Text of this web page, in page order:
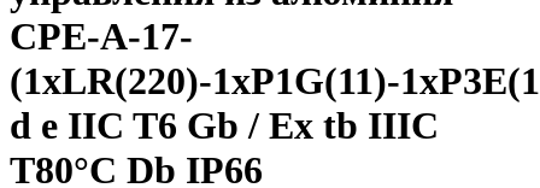
CPE-A-17-
(1xLR(220)-1xP1G(11)-
d e IIC T6 Gb / Ex tb IIIC
T80°C Db IP66